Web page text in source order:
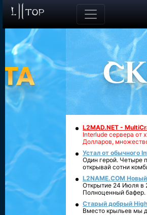
L2MAD.NET -
Interlude сервера
Долларов,
Устал от обычного
Один герой. Четыре
открывай сотни
L2NAME.COM
Открытие 24 Июля в
Полноценный бафер.
Старый добрый
Вместо крыльев мы